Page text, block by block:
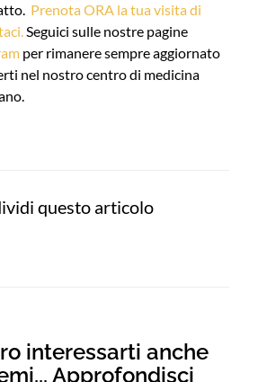
Prenota ORA la tua visita di
Seguici sulle nostre pagine
per rimanere sempre aggiornato
nel nostro centro di medicina
questo articolo
interessarti anche
Approfondisci